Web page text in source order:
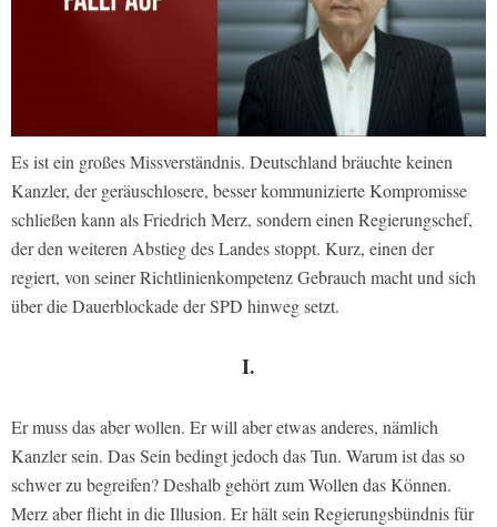
Es ist ein großes Missverständnis. Deutschland bräuchte keinen
Kanzler, der geräuschlosere, besser kommunizierte Kompromisse
schließen kann als Friedrich Merz, sondern einen Regierungschef,
der den weiteren Abstieg des Landes stoppt. Kurz, einen der
regiert, von seiner Richtlinienkompetenz Gebrauch macht und sich
über die Dauerblockade der SPD hinweg setzt.
I.
Er muss das aber wollen. Er will aber etwas anderes, nämlich
Kanzler sein. Das Sein bedingt jedoch das Tun. Warum ist das so
schwer zu begreifen? Deshalb gehört zum Wollen das Können.
Merz aber flieht in die Illusion. Er hält sein Regierungsbündnis für